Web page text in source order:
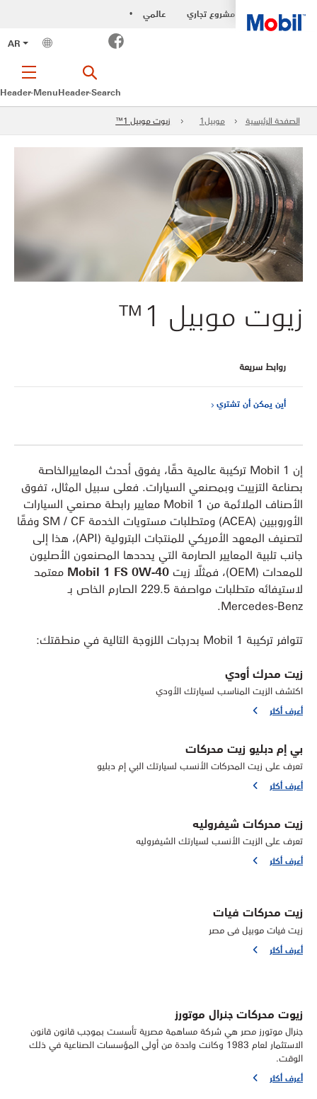
مشروع تجاري •
عالمي
AR
Facebook
Header-MenuHeader-Search
الصفحة الرئيسية
موبيل1 زيوت موبيل 1™
زيوت موبيل 1™
روابط سريعة
أين يمكن أن تشتري
إن Mobil 1 تركيبة عالمية حقًا، يفوق أحدث المعاييرالخاصة
بصناعة التزييت وبمصنعي السيارات. فعلى سبيل المثال، تفوق
الأصناف الملائمة من Mobil 1 معايير رابطة مصنعي السيارات
الأوروبيين (ACEA) ومتطلبات مستويات الخدمة SM / CF وفقًا
لتصنيف المعهد الأمريكي للمنتجات البترولية (API)، هذا إلى
جانب تلبية المعايير الصارمة التي يحددها المصنعون الأصليون
للمعدات (OEM)، فمثلًا زيت
Mobil 1 FS 0W-40 معتمد
لاستيفائه متطلبات مواصفة 229.5 الصارم الخاص بـ
Mercedes-Benz.
تتوافر تركيبة Mobil 1 بدرجات اللزوجة التالية في منطقتك:
زيت محرك أودي
اكتشف الزيت المناسب لسيارتك الأودي
أعرف أكثر
بي إم دبليو زيت محركات
تعرف على زيت المحركات الأنسب لسيارتك البي إم دبليو
أعرف أكثر
زيت محركات شيفروليه
تعرف على الزيت الأنسب لسيارتك الشيفروليه
أعرف أكثر
زيت محركات فيات
زيت فيات موبيل فى مصر
أعرف أكثر
زيوت محركات جنرال موتورز
جنرال موتورز مصر هي شركة مساهمة مصرية تأسست بموجب قانون قانون
الاستثمار لعام 1983 وكانت واحدة من أولى المؤسسات الصناعية في ذلك
الوقت.
أعرف أكثر